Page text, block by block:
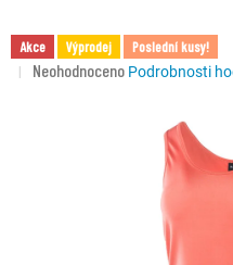
Akce Výprodej Poslední kusy!
Průměrné
Neohodnoceno Podrobnosti